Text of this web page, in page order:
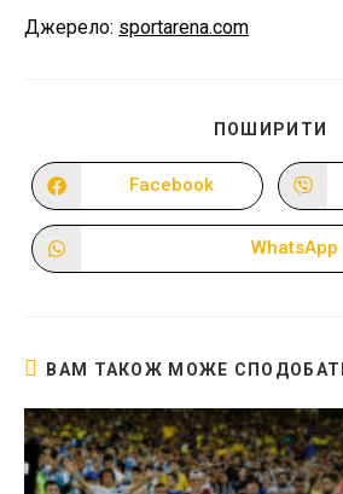
Джерело: sportarena.com
ПОШИРИТИ
Відкрити
в
новому
Facebook
Відкрити
в
WhatsApp
ВАМ ТАКОЖ МОЖЕ